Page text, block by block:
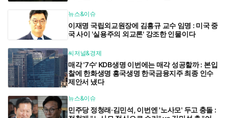
뉴스&이슈
이재명 국립외교원장에 김흥규 교수 임명 : 미국 중
국 사이 '실용주의 외교론' 강조한 인물이다
씨저널&경제
매각 '7수' KDB생명 이번에는 매각 성공할까 : 본입
찰에 한화생명 흥국생명 한국금융지주 최종 인수
제안서 냈다
뉴스&이슈
민주당 정청래·김민석, 이번엔 '노사모' 두고 충돌 :